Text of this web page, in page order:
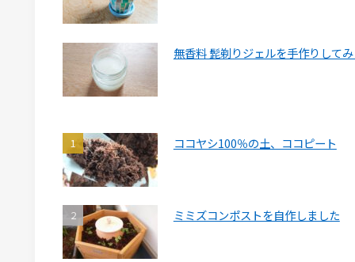
無香料 髭剃りジェルを手作りして
ココヤシ100％の土、ココピート
ミミズコンポストを自作しました